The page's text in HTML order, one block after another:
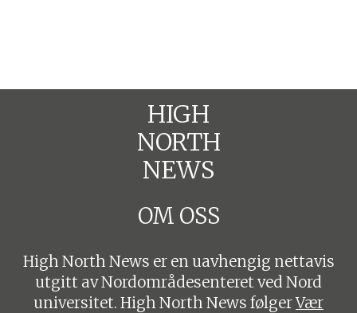
HIGH
NORTH
NEWS
OM OSS
High North News er en uavhengig nettavis
utgitt av Nordområdesenteret ved Nord
universitet. High North News følgerVær